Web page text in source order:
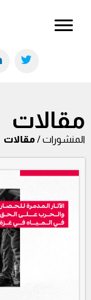
مقالات
المنشورات / مقالات